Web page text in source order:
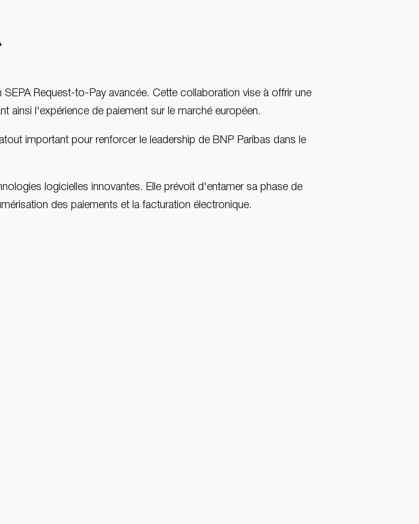
Request-to-Pay avancée. Cette collaboration vise à offrir une
ainsi l'expérience de paiement sur le marché européen.
important pour renforcer le leadership de BNP Paribas dans le
logicielles innovantes. Elle prévoit d'entamer sa phase de
des paiements et la facturation électronique.